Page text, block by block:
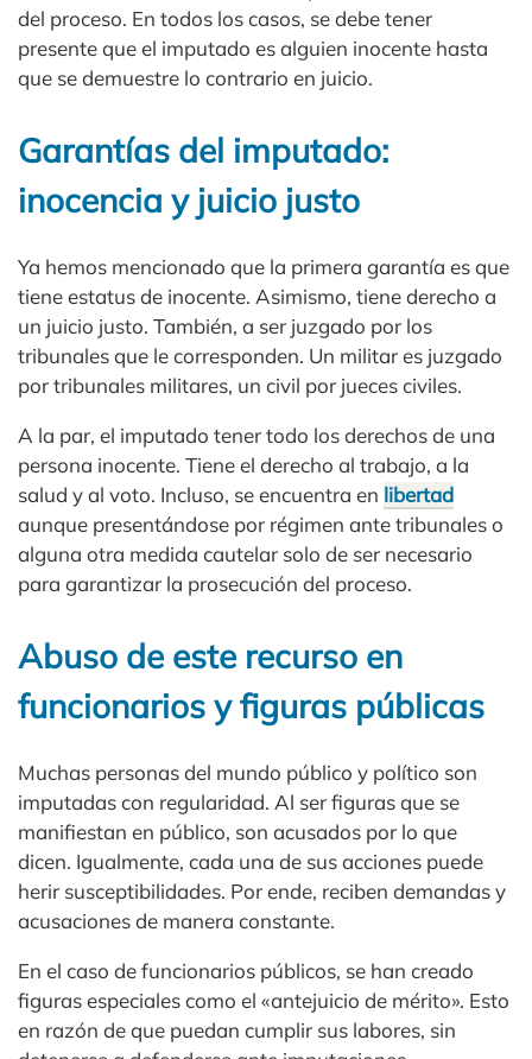
del proceso. En todos los casos, se debe tener
presente que el imputado es alguien inocente hasta
que se demuestre lo contrario en juicio.
Garantías del imputado:
inocencia y juicio justo
Ya hemos mencionado que la primera garantía es que
tiene estatus de inocente. Asimismo, tiene derecho a
un juicio justo. También, a ser juzgado por los
tribunales que le corresponden. Un militar es juzgado
por tribunales militares, un civil por jueces civiles.
A la par, el imputado tener todo los derechos de una
persona inocente. Tiene el derecho al trabajo, a la
salud y al voto. Incluso, se encuentra en libertad
aunque presentándose por régimen ante tribunales o
alguna otra medida cautelar solo de ser necesario
para garantizar la prosecución del proceso.
Abuso de este recurso en
funcionarios y figuras públicas
Muchas personas del mundo público y político son
imputadas con regularidad. Al ser figuras que se
manifiestan en público, son acusados por lo que
dicen. Igualmente, cada una de sus acciones puede
herir susceptibilidades. Por ende, reciben demandas y
acusaciones de manera constante.
En el caso de funcionarios públicos, se han creado
figuras especiales como el «antejuicio de mérito». Esto
en razón de que puedan cumplir sus labores, sin